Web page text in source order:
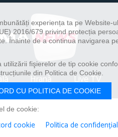
Hrană Live TV
experiența ta pe Website-
2016/679 privind protecția
Înainte de a continua navigarea
fişierelor de tip cookie
din Politica de Cookie.
CU POLITICA DE COOKIE
de cookie:
cookie Politica de